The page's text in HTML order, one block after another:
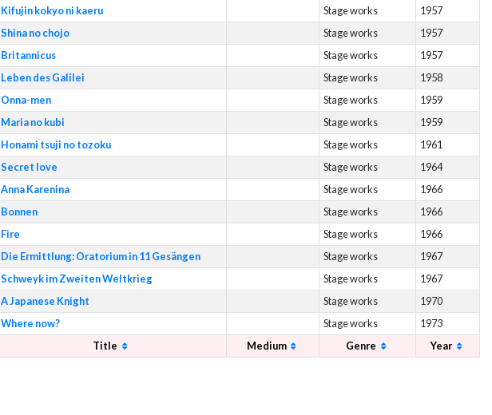
Kifujin kokyo ni kaeru Stage works
1957
Shina no chojo Stage works
1957
Britannicus Stage works
1957
Leben des Galilei Stage works
1958
Onna-men Stage works
1959
Maria no kubi Stage works
1959
Honami tsuji no tozoku Stage works
1961
Secret love Stage works
1964
Anna Karenina Stage works
1966
Bonnen Stage works
1966
Fire Stage works
1966
Die Ermittlung: Oratorium in 11 Gesängen Stage works
1967
Schweyk im Zweiten Weltkrieg Stage works
1967
A Japanese Knight Stage works
1970
Where now? Stage works
1973
Title Medium Genre Year